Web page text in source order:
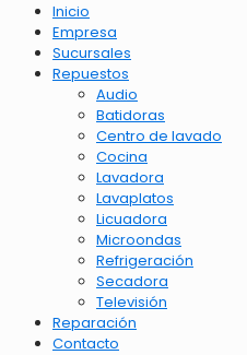
Inicio
Empresa
Sucursales
Repuestos
Audio
Batidoras
Centro de lavado
Cocina
Lavadora
Lavaplatos
Licuadora
Microondas
Refrigeración
Secadora
Televisión
Reparación
Contacto